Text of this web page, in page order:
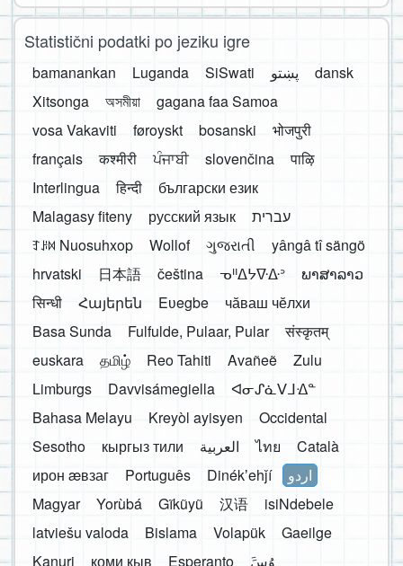
Statistični podatki po jeziku igre
bamanankan Luganda SiSwati پښتو
dansk
Xitsonga
অসমীয়া
gagana faa Samoa
vosa Vakaviti
føroyskt bosanski
भोजपुरी
français
कश्मीरी ਪੰਜਾਬੀ slovenčina
पाऴि
Interlingua
हिन्दी
български език
Malagasy fiteny
русский язык
עברית
ꆈꌠ꒿ Nuosuhxop
Wollof ગુજરાતી
yângâ tî sängö
hrvatski
日本語 čeština ᓀᐦᐃᔭᐍᐏᐣ
ພາສາລາວ
सिन्धी
Հայերեն Eʋegbe
чӑваш чӗлхи
Basa Sunda
Fulfulde, Pulaar, Pular
संस्कृतम्
euskara
தமிழ் Reo Tahiti Avañeẽ
Zulu
Limburgs
Davvisámegiella
ᐊᓂᔑᓈᐯᒧᐎᓐ
Bahasa Melayu
Kreyòl ayisyen
Occidental
Sesotho
кыргыз тили العربية ไทย
Català
ирон æвзаг
Português Dinékʼehǰí
اردو
Magyar
Yorùbá Gĩkũyũ 汉语
isiNdebele
latviešu valoda
Bislama Volapük
Gaeilge
Kanuri
коми кыв Esperanto َوُسَ